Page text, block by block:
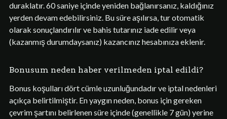
duraklatır. 60 saniye içinde yeniden bağlanırsanız, kaldığınız
yerden devam edebilirsiniz. Bu süre aşılırsa, tur otomatik
olarak sonuçlandırılır ve bahis tutarınız iade edilir veya
(kazanmış durumdaysanız) kazancınız hesabınıza eklenir.
Bonusum neden haber verilmeden iptal edildi?
Bonus koşulları dört cümle uzunluğundadır ve iptal nedenleri
açıkça belirtilmiştir. En yaygın neden, bonus için gereken
çevrim şartını belirlenen süre içinde (genellikle 7 gün) yerine